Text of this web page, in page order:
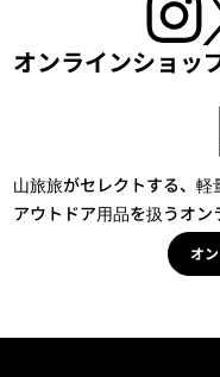
オンラインショッ
山旅旅がセレクトする、
アウトドア用品を扱うオン
オ